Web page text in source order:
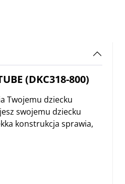
(DKC318-800)
Twojemu dziecku
swojemu dziecku
konstrukcja sprawia,